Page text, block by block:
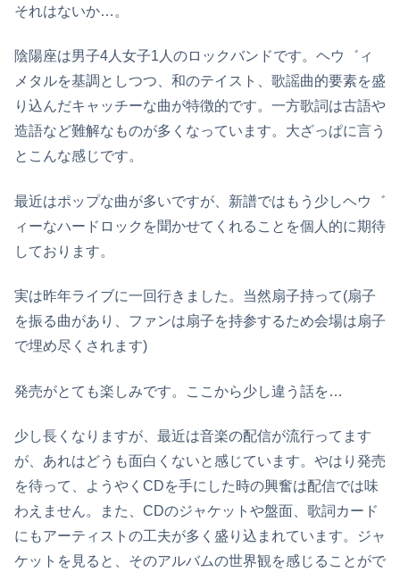
それはないか…。
陰陽座は男子4人女子1人のロックバンドです。ヘウ゛ィ
メタルを基調としつつ、和のテイスト、歌謡曲的要素を盛
り込んだキャッチーな曲が特徴的です。一方歌詞は古語や
造語など難解なものが多くなっています。大ざっぱに言う
とこんな感じです。
最近はポップな曲が多いですが、新譜ではもう少しヘウ゛
ィーなハードロックを聞かせてくれることを個人的に期待
しております。
実は昨年ライブに一回行きました。当然扇子持って(扇子
を振る曲があり、ファンは扇子を持参するため会場は扇子
で埋め尽くされます)
発売がとても楽しみです。ここから少し違う話を…
少し長くなりますが、最近は音楽の配信が流行ってます
が、あれはどうも面白くないと感じています。やはり発売
を待って、ようやくCDを手にした時の興奮は配信では味
わえません。また、CDのジャケットや盤面、歌詞カード
にもアーティストの工夫が多く盛り込まれています。ジャ
ケットを見ると、そのアルバムの世界観を感じることがで